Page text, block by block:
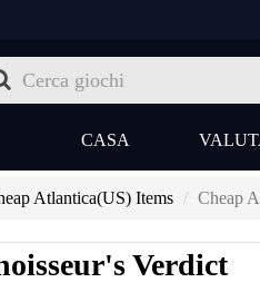
CASA
Atlantica(US) Items Cheap
Verdict